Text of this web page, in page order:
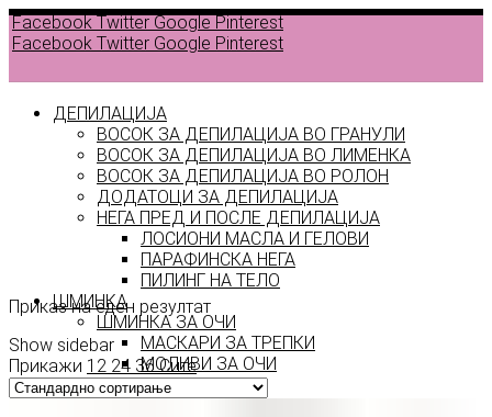
Facebook Twitter Google Pinterest
Facebook Twitter Google Pinterest
ДЕПИЛАЦИЈА
ВОСОК ЗА ДЕПИЛАЦИЈА ВО ГРАНУЛИ
ВОСОК ЗА ДЕПИЛАЦИЈА ВО ЛИМЕНКА
ВОСОК ЗА ДЕПИЛАЦИЈА ВО РОЛОН
ДОДАТОЦИ ЗА ДЕПИЛАЦИЈА
НЕГА ПРЕД И ПОСЛЕ ДЕПИЛАЦИЈА
ЛОСИОНИ МАСЛА И ГЕЛОВИ
ПАРАФИНСКА НЕГА
ПИЛИНГ НА ТЕЛО
ШМИНКА
ШМИНКА ЗА ОЧИ
МАСКАРИ ЗА ТРЕПКИ
МОЛИВИ ЗА ОЧИ
СЕНКИ ЗА ОЧИ
ТУШ ЗА ОЧИ
Color
Приказ на еден резултат
Show sidebar
Прикажи 12 24 36 Сите